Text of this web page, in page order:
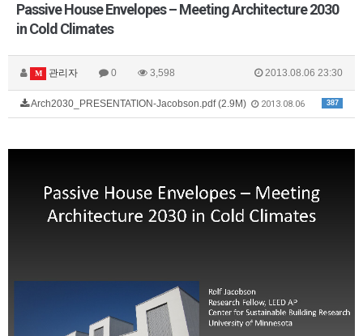
Passive House Envelopes – Meeting Architecture 2030
in Cold Climates
M 관리자 0 3,598 2013.08.06 23:30
387
Arch2030_PRESENTATION-Jacobson.pdf (2.9M) 2013.08.06